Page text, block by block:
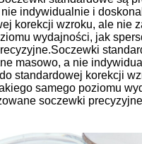
indywidualnie i
korekcji wzroku, ale nie
wydajności, jak
masowo, a nie
standardowej korekcji
samego poziomu
soczewki